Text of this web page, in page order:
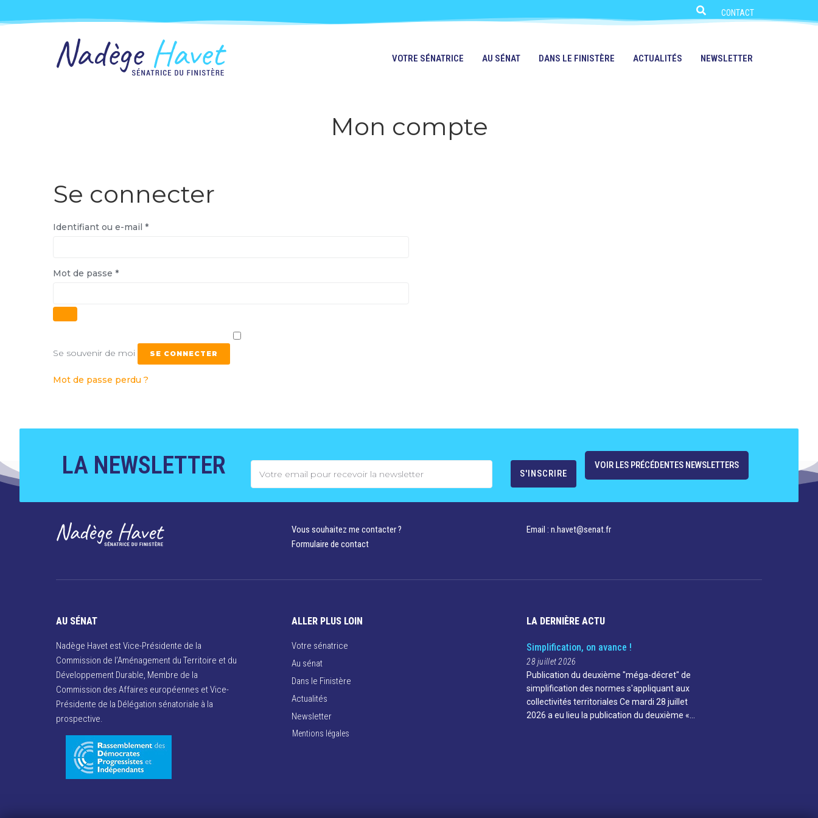
CONTACT
VOTRE SÉNATRICE AU SÉNAT DANS LE FINISTÈRE ACTUALITÉS NEWSLETTER
Mon compte
Se connecter
Identifiant ou e-mail *
Mot de passe *
Se souvenir de moi SE CONNECTER
Mot de passe perdu ?
LA NEWSLETTER VOIR LES PRÉCÉDENTES NEWSLETTERS
Vous souhaitez me contacter ?
Formulaire de contact
Email : n.havet@senat.fr​
AU SÉNAT
Nadège Havet est Vice-Présidente de la
Commission de l’Aménagement du Territoire et du
Développement Durable, Membre de la
Commission des Affaires européennes et Vice-
Présidente de la Délégation sénatoriale à la
prospective.
ALLER PLUS LOIN
Votre sénatrice
Au sénat
Dans le Finistère
Actualités
Newsletter
Mentions légales
LA DERNIÈRE ACTU
Simplification, on avance !
28 juillet 2026
Publication du deuxième "méga-décret" de
simplification des normes s'appliquant aux
collectivités territoriales Ce mardi 28 juillet
2026 a eu lieu la publication du deuxième «…